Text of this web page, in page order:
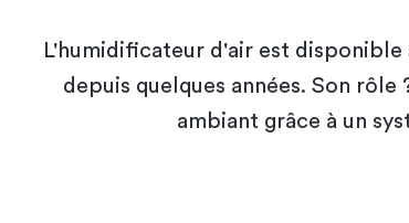
L'humidificateur d'air est
depuis quelques années. Son
ambiant grâce à un